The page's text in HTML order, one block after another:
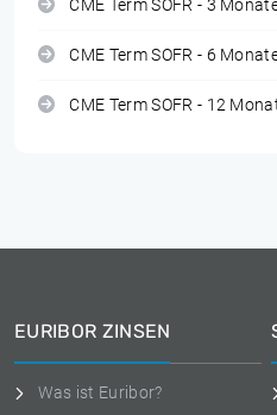
CME Term SOFR - 3
CME Term SOFR - 6
CME Term SOFR - 12
EURIBOR ZINSEN
Was ist Euribor?